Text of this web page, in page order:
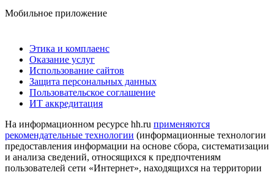
Мобильное приложение
Этика и комплаенс
Оказание услуг
Использование сайтов
Защита персональных данных
Пользовательское соглашение
ИТ аккредитация
На информационном ресурсе hh.ru применяются
рекомендательные технологии (информационные технологии
предоставления информации на основе сбора, систематизации
и анализа сведений, относящихся к предпочтениям
пользователей сети «Интернет», находящихся на территории